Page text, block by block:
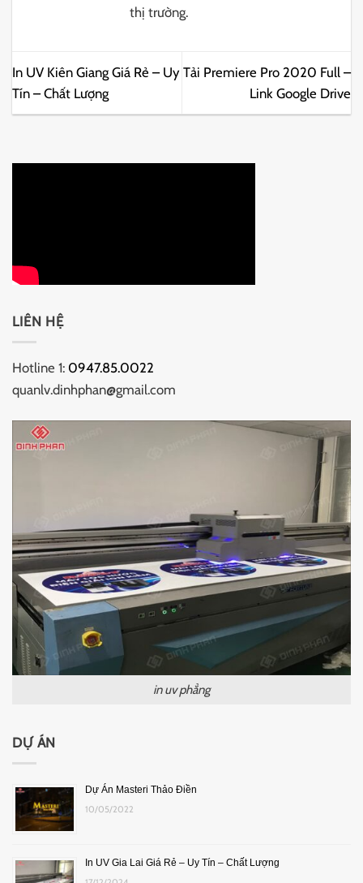
thị trường.
In UV Kiên Giang Giá Rẻ – Uy
Tín – Chất Lượng
Tải Premiere Pro 2020 Full –
Link Google Drive
LIÊN HỆ
Hotline 1: 0947.85.0022
quanlv.dinhphan@gmail.com
in uv phẳng
DỰ ÁN
Dự Án Masteri Thảo Điền
10/05/2022
In UV Gia Lai Giá Rẻ – Uy Tín – Chất Lượng